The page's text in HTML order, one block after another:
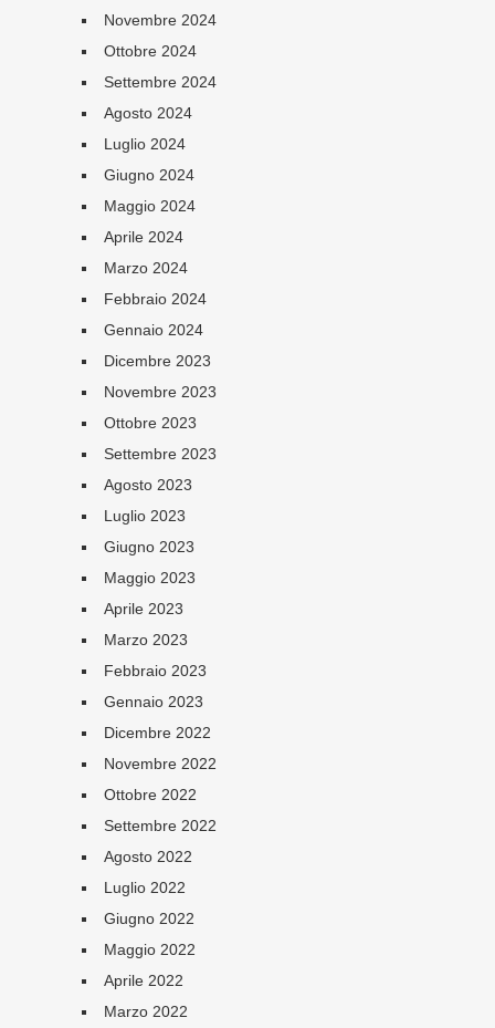
Novembre 2024
Ottobre 2024
Settembre 2024
Agosto 2024
Luglio 2024
Giugno 2024
Maggio 2024
Aprile 2024
Marzo 2024
Febbraio 2024
Gennaio 2024
Dicembre 2023
Novembre 2023
Ottobre 2023
Settembre 2023
Agosto 2023
Luglio 2023
Giugno 2023
Maggio 2023
Aprile 2023
Marzo 2023
Febbraio 2023
Gennaio 2023
Dicembre 2022
Novembre 2022
Ottobre 2022
Settembre 2022
Agosto 2022
Luglio 2022
Giugno 2022
Maggio 2022
Aprile 2022
Marzo 2022